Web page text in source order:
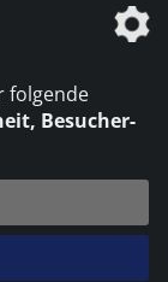
der
folgende
Besucher-